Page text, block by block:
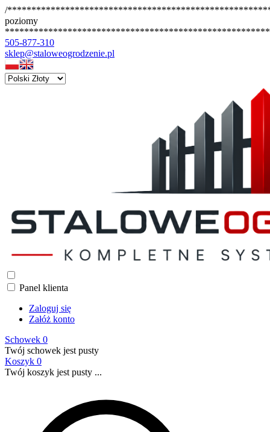
/
poziomy
505-877-310
sklep@staloweogrodzenie.pl
Panel klienta
Zaloguj się
Załóż konto
Schowek 0
Twój schowek jest pusty
Koszyk 0
Twój koszyk jest pusty ...